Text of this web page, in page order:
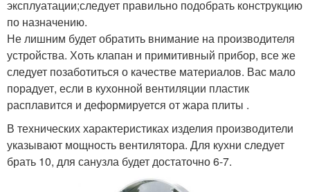
эксплуатации;следует правильно подобрать конструкцию
по назначению.
Не лишним будет обратить внимание на производителя
устройства. Хоть клапан и примитивный прибор, все же
следует позаботиться о качестве материалов. Вас мало
порадует, если в кухонной вентиляции пластик
расплавится и деформируется от жара плиты .
В технических характеристиках изделия производители
указывают мощность вентилятора. Для кухни следует
брать 10, для санузла будет достаточно 6-7.